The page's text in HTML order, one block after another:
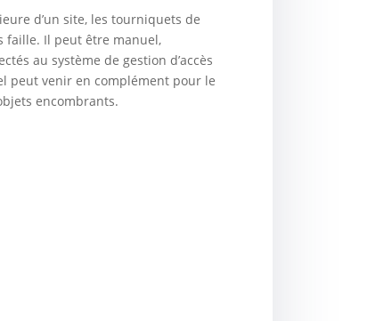
d’un site, les tourniquets de
faille. Il peut être manuel,
au système de gestion d’accès
peut venir en complément pour le
encombrants.